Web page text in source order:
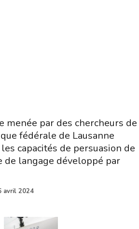
menée par des chercheurs de
fédérale de Lausanne
capacités de persuasion de
de langage développé par
avril 2024